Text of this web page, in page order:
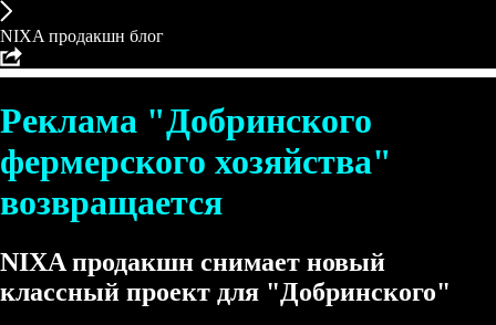
NIXA продакшн блог
Реклама "Добринского
фермерского хозяйства"
возвращается
NIXA продакшн снимает новый
классный проект для "Добринского"